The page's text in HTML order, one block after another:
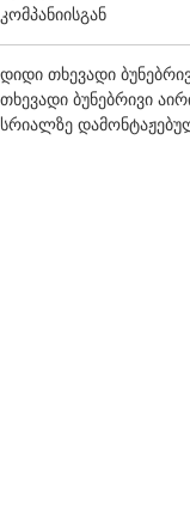
კომპანიისგან
დიდი თხევადი
თხევადი ბუნებრივი
სრიალზე